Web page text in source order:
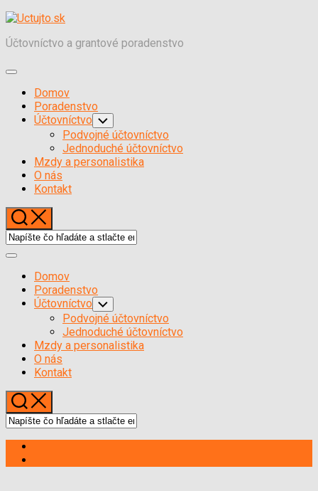
Skočiť
obsah
Účtovníctvo a grantové poradenstvo
Expand
Domov
Poradenstvo
Účtovníctvo Toggle
Child
Menu
Podvojné účtovníctvo
Jednoduché účtovníctvo
Mzdy a personalistika
O nás
Kontakt
Expand
Domov
Poradenstvo
Účtovníctvo Toggle
Child
Menu
Podvojné účtovníctvo
Jednoduché účtovníctvo
Mzdy a personalistika
O nás
Kontakt